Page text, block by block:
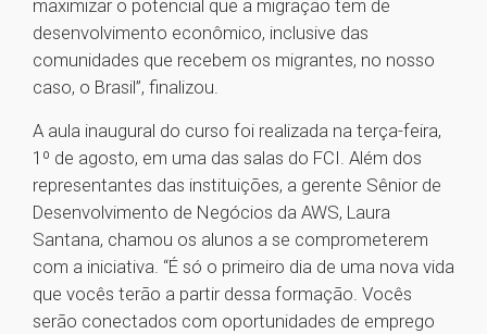
maximizar o potencial que a migração tem de
desenvolvimento econômico, inclusive das
comunidades que recebem os migrantes, no nosso
caso, o Brasil”, finalizou.
A aula inaugural do curso foi realizada na terça-feira,
1º de agosto, em uma das salas do FCI. Além dos
representantes das instituições, a gerente Sênior de
Desenvolvimento de Negócios da AWS, Laura
Santana, chamou os alunos a se comprometerem
com a iniciativa. “É só o primeiro dia de uma nova vida
que vocês terão a partir dessa formação. Vocês
serão conectados com oportunidades de emprego